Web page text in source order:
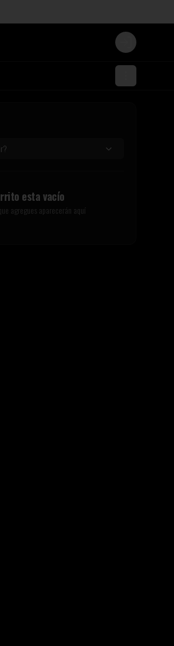
Login
esta vacío
agregues aparecerán aquí